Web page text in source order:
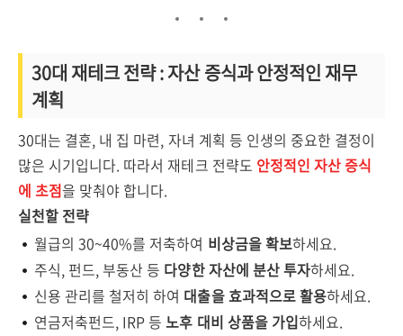
30대 재테크 전략 : 자산 증식과 안정적인 재무
계획
30대는 결혼, 내 집 마련, 자녀 계획 등 인생의 중요한 결정이
많은 시기입니다. 따라서 재테크 전략도 안정적인 자산 증식
에 초점을 맞춰야 합니다.
실천할 전략
월급의 30~40%를 저축하여 비상금을 확보하세요.
주식, 펀드, 부동산 등 다양한 자산에 분산 투자하세요.
신용 관리를 철저히 하여 대출을 효과적으로 활용하세요.
연금저축펀드, IRP 등노후 대비 상품을 가입하세요.